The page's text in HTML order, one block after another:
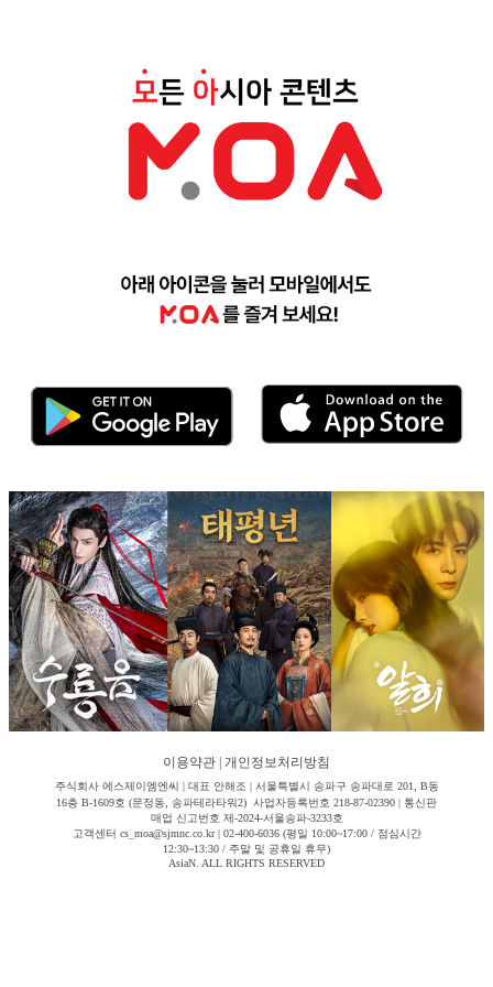
이용약관 개인정보처리방침
주식회사 에스제이엠엔씨 | 대표 안해조 | 서울특별시 송파구 송파대로 201, B동
16층 B-1609호 (문정동, 송파테라타워2) 사업자등록번호 218-87-02390 | 통신판
매업 신고번호 제-2024-서울송파-3233호
고객센터 cs_moa@sjmnc.co.kr | 02-400-6036 (평일 10:00~17:00 / 점심시간
12:30~13:30 / 주말 및 공휴일 휴무)
AsiaN. ALL RIGHTS RESERVED